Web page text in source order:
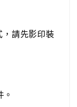
，請先影印裝
。